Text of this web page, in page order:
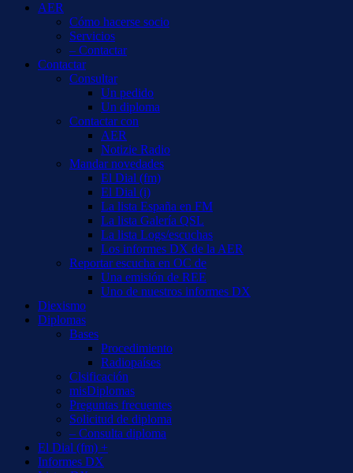
AER
Cómo hacerse socio
Servicios
– Contactar
Contactar
Consultar
Un pedido
Un diploma
Contactar con
AER
Notizie Radio
Mandar novedades
El Dial (fm)
El Dial (i)
La lista España en FM
La lista Galería QSL
La lista Logs/escuchas
Los informes DX de la AER
Reportar escucha en OC de
Una emisión de REE
Uno de nuestros informes DX
Diexismo
Diplomas
Bases
Procedimiento
Radiopaíses
Clsificación
misDiplomas
Preguntas frecuentes
Solicitud de diploma
– Consulta diploma
El Dial (fm) +
Informes DX